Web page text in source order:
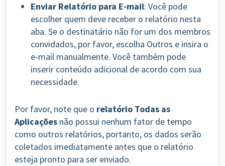
Enviar Relatório para E-mail: Você pode
escolher quem deve receber o relatório nesta
aba. Se o destinatário não for um dos membros
convidados, por favor, escolha Outros e insira o
e-mail manualmente. Você também pode
inserir conteúdo adicional de acordo com sua
necessidade.
Por favor, note que o relatório Todas as
Aplicações não possui nenhum fator de tempo
como outros relatórios, portanto, os dados serão
coletados imediatamente antes que o relatório
esteja pronto para ser enviado.